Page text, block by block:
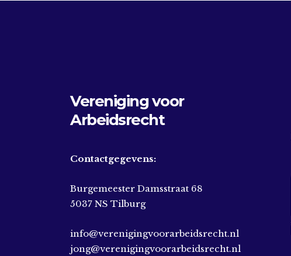
Vereniging voor
Arbeidsrecht
Contactgegevens:
Burgemeester Damsstraat 68
5037 NS Tilburg
info@verenigingvoorarbeidsrecht.nl
jong@verenigingvoorarbeidsrecht.nl